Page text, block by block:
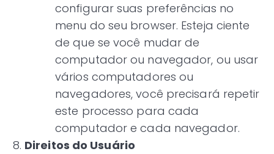
configurar suas preferências no
menu do seu browser. Esteja ciente
de que se você mudar de
computador ou navegador, ou usar
vários computadores ou
navegadores, você precisará repetir
este processo para cada
computador e cada navegador.
Direitos do Usuário